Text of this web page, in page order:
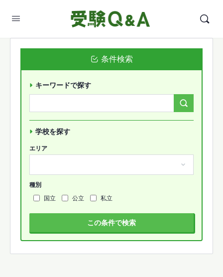
条件検索
キーワードで探す
学校を探す
エリア
種別
国立
公立 私立
この条件で検索